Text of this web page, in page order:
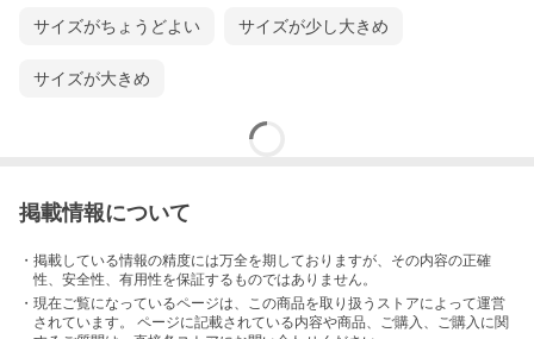
サイズがちょうどよい サイズが少し大きめ
サイズが大きめ
掲載情報について
・掲載している情報の精度には万全を期しておりますが、その内容の正確
性、安全性、有用性を保証するものではありません。
・現在ご覧になっているページは、この商品を取り扱うストアによって運営
されています。 ページに記載されている内容や商品、ご購入 、ご購入に関